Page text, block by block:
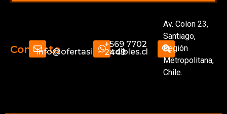
Contactoinfo@ofertasimperdibles.cl
+569 7702
2449
Av. Colon 23,
Santiago,
Región
Metropolitana,
Chile.